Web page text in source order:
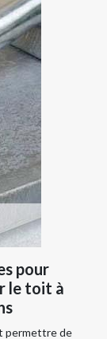
pour
le toit à
permettre de